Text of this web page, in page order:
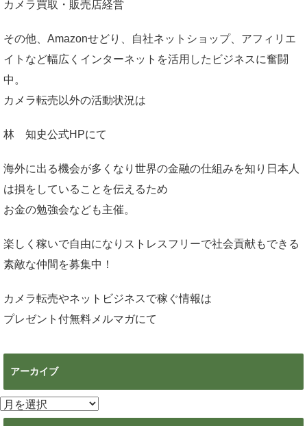
カメラ買取・販売店経営
その他、Amazonせどり、自社ネットショップ、アフィリエ
イトなど幅広くインターネットを活用したビジネスに奮闘
中。
カメラ転売以外の活動状況は
林 知史公式HPにて
海外に出る機会が多くなり世界の金融の仕組みを知り日本人
は損をしていることを伝えるため
お金の勉強会なども主催。
楽しく稼いで自由になりストレスフリーで社会貢献もできる
素敵な仲間を募集中！
カメラ転売やネットビジネスで稼ぐ情報は
プレゼント付無料メルマガにて
アーカイブ
ア
ー